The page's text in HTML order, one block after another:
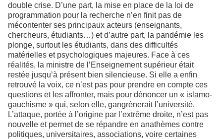
double crise. D’une part, la mise en place de la loi de
programmation pour la recherche n’en finit pas de
mécontenter ses principaux acteurs (enseignants,
chercheurs, étudiants…) et d’autre part, la pandémie les
plonge, surtout les étudiants, dans des difficultés
matérielles et psychologiques majeures. Face à ces
réalités, la ministre de l’Enseignement supérieur était
restée jusqu’à présent bien silencieuse. Si elle a enfin
retrouvé la voix, ce n’est pas pour prendre en compte ces
questions et les affronter, mais pour dénoncer un « islamo-
gauchisme » qui, selon elle, gangrènerait l’université.
L’attaque, portée à l’origine par l’extrême droite, n’est pas
nouvelle et permet de se répandre en anathèmes contre
politiques, universitaires, associations, voire certaines